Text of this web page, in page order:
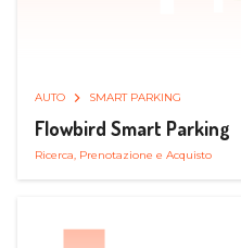
AUTO SMART PARKING
Flowbird Smart Parking
Ricerca, Prenotazione e Acquisto